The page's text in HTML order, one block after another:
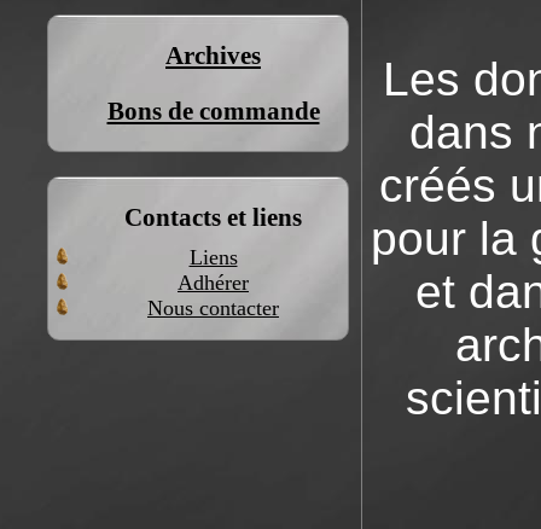
Archives
Bons de commande
Contacts et liens
Liens
Adhérer
Nous contacter
Les
dans
créés
pour la
et